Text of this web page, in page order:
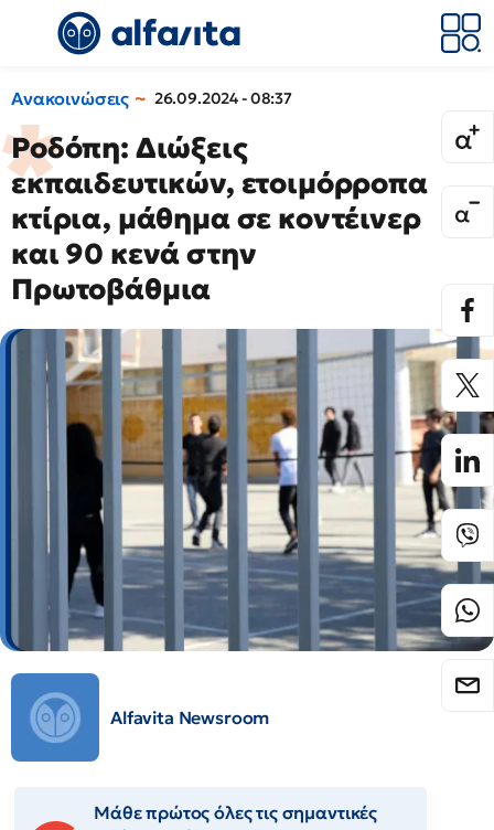
Ανακοινώσεις 26.09.2024 - 08:37
Ροδόπη: Διώξεις
εκπαιδευτικών, ετοιμόρροπα
κτίρια, μάθημα σε κοντέινερ
και 90 κενά στην
Πρωτοβάθμια
Alfavita Newsroom
Μάθε πρώτος όλες τις σημαντικές